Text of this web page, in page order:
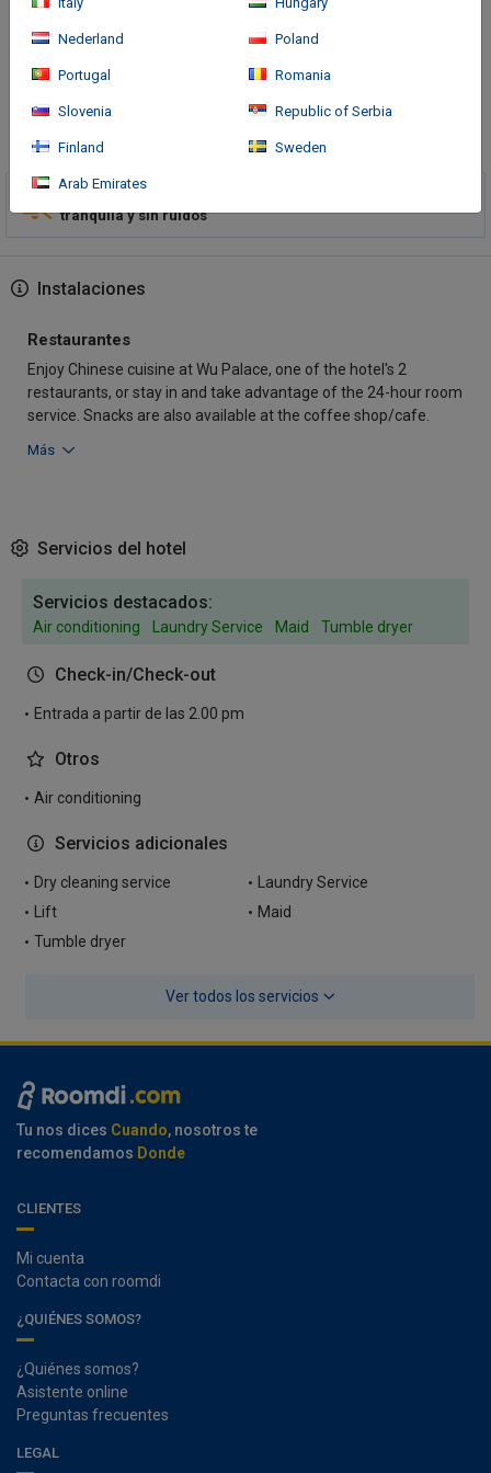
Park Wuxi is within a 10-minute drive of Hongshan Ruins
Museum and Liang Hong National Wetland Park. This family-
Más
tranquila y sin ruidos
Instalaciones
Restaurantes
Enjoy Chinese cuisine at Wu Palace, one of the hotel's 2
restaurants, or stay in and take advantage of the 24-hour room
service. Snacks are also available at the coffee shop/cafe.
Más
Servicios del hotel
Servicios destacados:
Air conditioning Laundry Service Maid Tumble dryer
Check-in/Check-out
Entrada a partir de las 2.00 pm
Otros
Air conditioning
Servicios adicionales
Dry cleaning service
Laundry Service
Lift
Maid
Tumble dryer
Ver todos los servicios
Tu nos dices Cuando, nosotros te
recomendamos Donde
CLIENTES
Mi cuenta
Contacta con roomdi
¿QUIÉNES SOMOS?
¿Quiénes somos?
Asistente online
Preguntas frecuentes
LEGAL
Nederland Poland
Portugal Romania
Slovenia Republic of Serbia
Finland Sweden
Arab Emirates